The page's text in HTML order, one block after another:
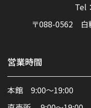
Tel
〒088-0562 白
営業時間
本館 9:00～19:00